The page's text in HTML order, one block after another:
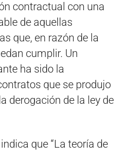
contractual con una
de aquellas
que, en razón de la
cumplir. Un
ha sido la
que se produjo
derogación de la ley de
que “La teoría de